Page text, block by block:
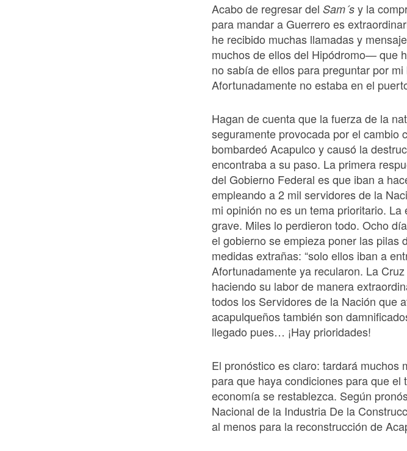
Acabo de regresar del Sam´s y la
para mandar a Guerrero es
he recibido muchas llamadas y
muchos de ellos del Hipódromo— que
no sabía de ellos para preguntar por mi
Afortunadamente no estaba en el
Hagan de cuenta que la fuerza de la
seguramente provocada por el cambio
bombardeó Acapulco y causó la
encontraba a su paso. La primera
del Gobierno Federal es que iban a
empleando a 2 mil servidores de la
mi opinión no es un tema prioritario. La
grave. Miles lo perdieron todo. Ocho
el gobierno se empieza poner las pilas
medidas extrañas: “solo ellos iban a
Afortunadamente ya recularon. La
haciendo su labor de manera
todos los Servidores de la Nación que
acapulqueños también son
llegado pues… ¡Hay prioridades!
El pronóstico es claro: tardará
para que haya condiciones para que el
economía se restablezca. Según
Nacional de la Industria De la
al menos para la reconstrucción de